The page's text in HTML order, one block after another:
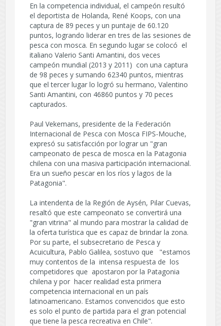
En la competencia individual, el campeón resultó
el deportista de Holanda, René Koops, con una
captura de 89 peces y un puntaje de 60.120
puntos, logrando liderar en tres de las sesiones de
pesca con mosca. En segundo lugar se colocó el
italiano Valerio Santi Amantini, dos veces
campeón mundial (2013 y 2011) con una captura
de 98 peces y sumando 62340 puntos, mientras
que el tercer lugar lo logró su hermano, Valentino
Santi Amantini, con 46860 puntos y 70 peces
capturados.
Paul Vekemans, presidente de la Federación
Internacional de Pesca con Mosca FIPS-Mouche,
expresó su satisfacción por lograr un "gran
campeonato de pesca de mosca en la Patagonia
chilena con una masiva participación internacional.
Era un sueño pescar en los ríos y lagos de la
Patagonia".
La intendenta de la Región de Aysén, Pilar Cuevas,
resaltó que este campeonato se convertirá una
"gran vitrina" al mundo para mostrar la calidad de
la oferta turística que es capaz de brindar la zona.
Por su parte, el subsecretario de Pesca y
Acuicultura, Pablo Galilea, sostuvo que "estamos
muy contentos de la intensa respuesta de los
competidores que apostaron por la Patagonia
chilena y por hacer realidad esta primera
competencia internacional en un país
latinoamericano. Estamos convencidos que esto
es solo el punto de partida para el gran potencial
que tiene la pesca recreativa en Chile".